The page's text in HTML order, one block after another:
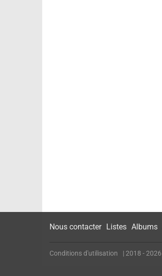
Nous contacter Listes Albums
Conditions d'utilisation | 2018 - 2026